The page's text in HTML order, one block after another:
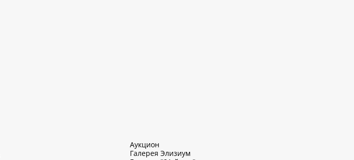
Аукцион
Галерея Элизиум